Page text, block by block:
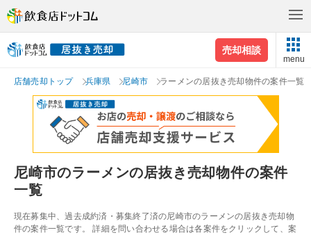
売却相談
menu
店舗売却トップ 兵庫県 尼崎市 ラーメンの居抜き売却物件の案件一覧
尼崎市のラーメンの居抜き売却物件の案件
一覧
現在募集中、過去成約済・募集終了済の尼崎市のラーメンの居抜き売却物
件の案件一覧です。 詳細を問い合わせる場合は各案件をクリックして、案